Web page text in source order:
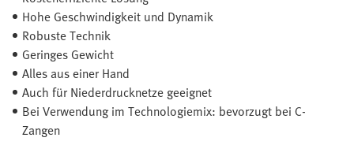
Hohe Geschwindigkeit und Dynamik
Robuste Technik
Geringes Gewicht
Alles aus einer Hand
Auch für Niederdrucknetze geeignet
Bei Verwendung im Technologiemix: bevorzugt bei C-
Zangen